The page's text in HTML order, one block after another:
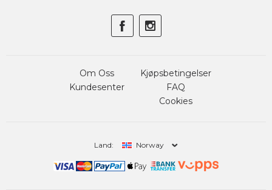
Om Oss
Kundesenter
Kjøpsbetingelser
FAQ
Cookies
Land: Norway